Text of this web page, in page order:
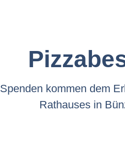
Spenden kommen dem
Rathauses in